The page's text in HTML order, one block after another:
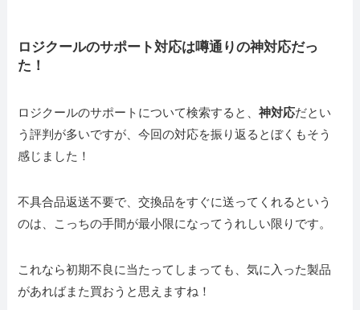
ロジクールのサポート対応は噂通りの神対応だっ
た！
ロジクールのサポートについて検索すると、神対応だとい
う評判が多いですが、今回の対応を振り返るとぼくもそう
感じました！
不具合品返送不要で、交換品をすぐに送ってくれるという
のは、こっちの手間が最小限になってうれしい限りです。
これなら初期不良に当たってしまっても、気に入った製品
があればまた買おうと思えますね！